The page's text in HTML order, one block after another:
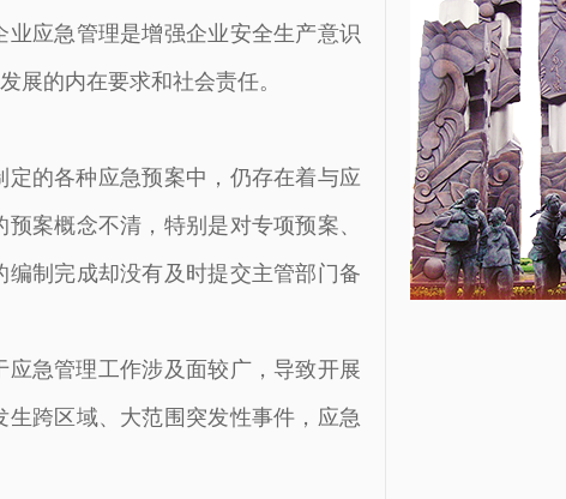
应急管理是增强企业安全生产意识
展的内在要求和社会责任。
定的各种应急预案中，仍存在着与应
案概念不清，特别是对专项预案、
制完成却没有及时提交主管部门备
应急管理工作涉及面较广，导致开展
跨区域、大范围突发性事件，应急